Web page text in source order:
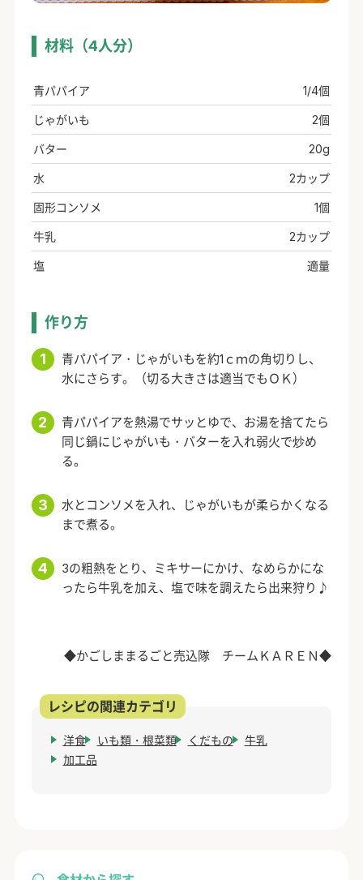
材料（4人分）
青パパイア 1/4個
じゃがいも 2個
バター 20g
水 2カップ
固形コンソメ 1個
牛乳 2カップ
塩 適量
作り方
青パパイア・じゃがいもを約1ｃｍの角切りし、
水にさらす。（切る大きさは適当でもＯＫ）
青パパイアを熱湯でサッとゆで、お湯を捨てたら
同じ鍋にじゃがいも・バターを入れ弱火で炒め
る。
水とコンソメを入れ、じゃがいもが柔らかくなる
まで煮る。
3の粗熱をとり、ミキサーにかけ、なめらかにな
ったら牛乳を加え、塩で味を調えたら出来狩り♪
◆かごしままるごと売込隊 チームＫＡＲＥＮ◆
洋食 いも類・根菜類 くだもの
牛乳
加工品